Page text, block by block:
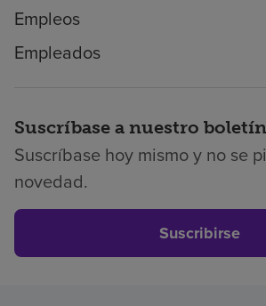
Empleos
Empleados
Suscríbase a nuestro boletín
Suscríbase hoy mismo y no se
novedad.
Suscribirse